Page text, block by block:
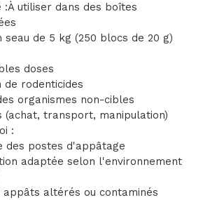
utiliser dans des boîtes
seau de 5 kg (250 blocs de 20 g)
doses
de rodenticides
organismes non-cibles
(achat, transport, manipulation)
:
des postes d'appâtage
adaptée selon l'environnement
appâts altérés ou contaminés